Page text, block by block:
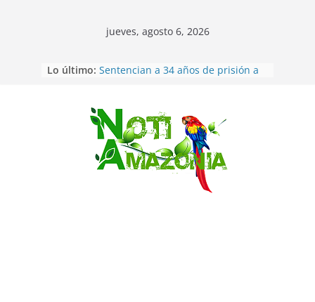
Saltar
jueves, agosto 6, 2026
Lo último: Sentencian a 34 años de prisión a
Vozinha, el arquero sensación de
cabo Verde, ya llegó para
incorporarse a Colo Colo de Chile
Pastaza: la parroquia Diez de
Agosto eligió a su nueva reina por
La “deuda de sueño”: una alerta